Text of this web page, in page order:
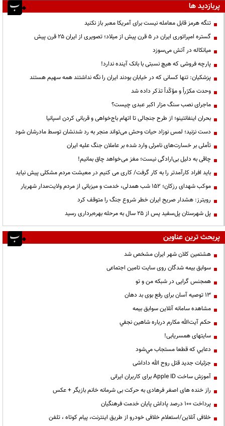
پربازدید ها
تنگه هرمز قابل معامله نیست برای آمریکا معبر باز نکنید
گستره امپراتوری ایران در ۵ قرن پیش از میلاد؛ تصویری از ایران ۲۵ قرن پیش
میانکاله در آتش می‌سوزد
پارچه فروشی که هیچ نسبتی با بانک آینده ندارد!
پزشکیان: تنها کسانی که در خیابان بودند ایران را نگه نداشتند همه سهیم هستند
وحدت مکرّراً و مؤکّداً تذکر داده شد
ماجرای نصب سنگ مزار اکبر عبدی چیست؟
بحران اینفانتینو؛ از طرح جنجالی تا اتهام باج‌خواهی و قربانی کردن اسپانیا
دست نزنید؛ لمس نوزاد حیات وحش می‌تواند منجر به رد شدنشان توسط مادرشان شود
تأملی بر خسارت‌های نامرئی وارد شده بر عاملان جنگ علیه ایران
چاقی به دلیل بی‌ارادگی نیست؛ مغز می‌خواهد چاق بمانیم!
باید افراد کارآمدتر را به کار گرفت/ کاری می کنیم در معیشت مردم مشکلی پیش نیاید
موکب شهدای رزکان؛ ۱۵۲ شب همدلی، خدمت و میزبانی از مردم ولایت‌مدار شهریار
رویترز: هشدار صریح ایران خطر شروع جنگ را متوقف کرد
پل شهرستان پل‌سفید پس از ۲۵ سال به مرحله بهره‌برداری رسید
پربحث ترین عناوین
هشتمین کلان شهر ایران مشخص شد
سوابق بیمه شدگان روی سایت تامین اجتماعی
همجنس گرایی در شبکه من و تو
13 توصیه آسان برای رفع بوی بد دهان
مشاهده سامانه آنلاين سوابق بیمه
حكم آيت‌الله مكارم درباره شاهين نجفي
سایتهای همسریابی!
دعايي كه قطعا مستجاب مي‌شود
جزئیات جدید قتل روح الله داداشی
آموزش ساخت Apple ID برای کاربران ایرانی
راز خنده های اصغر فرهادی به حرکت بی شرمانه خانم بازیگر + عکس
پرداخت ۱۰۰ درصد پاداش پایان خدمت فرهنگیان
خلافی آنلاین/استعلام خلافی خودرو از طریق اینترنت، پیام کوتاه ، تلفن